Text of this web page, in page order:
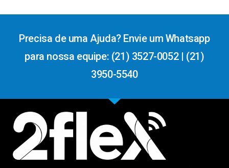
Precisa de uma Ajuda? Envie um Whatsapp
para nossa equipe: (21) 3527-0052 | (21)
3950-5540